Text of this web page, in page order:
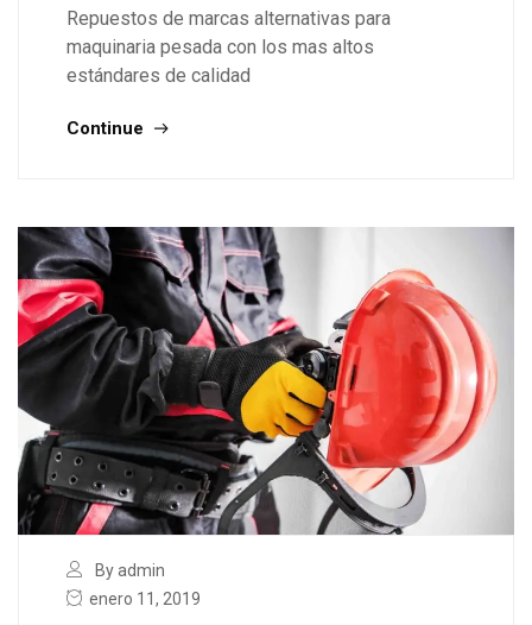
Repuestos de marcas alternativas para
maquinaria pesada con los mas altos
estándares de calidad
Continue
By admin
enero 11, 2019